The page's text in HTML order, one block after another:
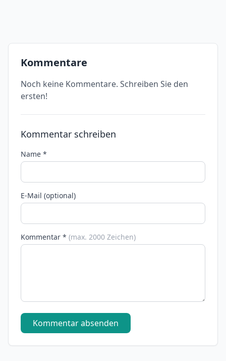
Kommentare
Noch keine Kommentare. Schreiben Sie den
ersten!
Kommentar schreiben
Name *
E-Mail (optional)
Kommentar * (max. 2000 Zeichen)
Kommentar absenden